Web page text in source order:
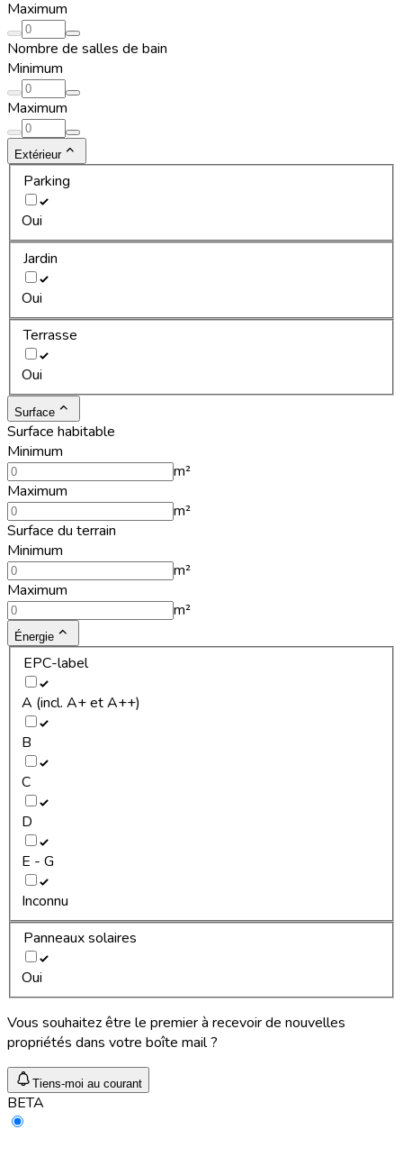
Maximum
Nombre de salles de bain
Minimum
Maximum
Extérieur
Parking
Oui
Jardin
Oui
Terrasse
Oui
Surface
Surface habitable
Minimum
m²
Maximum
m²
Surface du terrain
Minimum
m²
Maximum
m²
Énergie
EPC-label
A (incl. A+ et A++)
B
C
D
E - G
Inconnu
Panneaux solaires
Oui
Vous souhaitez être le premier à recevoir de nouvelles
propriétés dans votre boîte mail ?
Tiens-moi au courant
BETA